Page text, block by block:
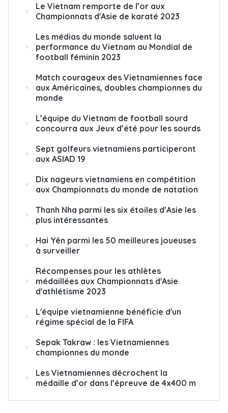
Le Vietnam remporte de l’or aux
Championnats d'Asie de karaté 2023
Les médias du monde saluent la
performance du Vietnam au Mondial de
football féminin 2023
Match courageux des Vietnamiennes face
aux Américaines, doubles championnes du
monde
L’équipe du Vietnam de football sourd
concourra aux Jeux d’été pour les sourds
Sept golfeurs vietnamiens participeront
aux ASIAD 19
Dix nageurs vietnamiens en compétition
aux Championnats du monde de natation
Thanh Nha parmi les six étoiles d’Asie les
plus intéressantes
Hai Yên parmi les 50 meilleures joueuses
à surveiller
Récompenses pour les athlètes
médaillées aux Championnats d'Asie
d'athlétisme 2023
L'équipe vietnamienne bénéficie d'un
régime spécial de la FIFA
Sepak Takraw : les Vietnamiennes
championnes du monde
Les Vietnamiennes décrochent la
médaille d’or dans l’épreuve de 4x400 m